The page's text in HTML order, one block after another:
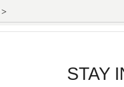
>
STAY